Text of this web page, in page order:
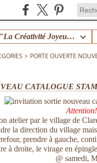
KEPSI "La Créativité Joyeuse en Famille" !
> PORTE OUVERTE
CATALOGUE
Attention!
atelier par le village de
la direction du village
prendre à gauche,
à droite, le virage en
@ samedi,